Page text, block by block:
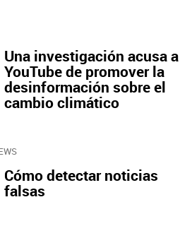
Una investigación acusa a
YouTube de promover la
desinformación sobre el
cambio climático
Cómo detectar noticias
falsas